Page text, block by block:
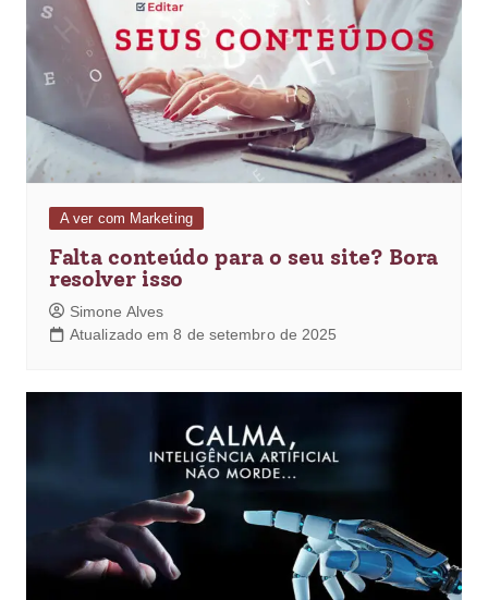
A ver com Marketing
Falta conteúdo para o seu site? Bora
resolver isso
Simone Alves
Atualizado em 8 de setembro de 2025